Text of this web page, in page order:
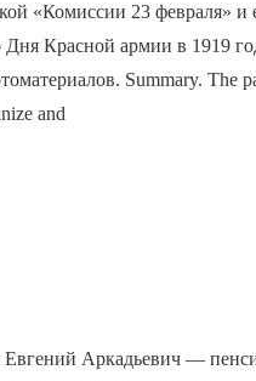
«Комиссии 23 февраля» и
Дня Красной армии в 1919
Summary. The
and
Аркадьевич —